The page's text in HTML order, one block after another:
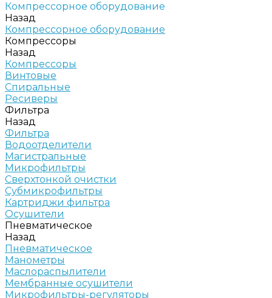
Компрессорное оборудование
Назад
Компрессорное оборудование
Компрессоры
Назад
Компрессоры
Винтовые
Спиральные
Ресиверы
Фильтра
Назад
Фильтра
Водоотделители
Магистральные
Микрофильтры
Сверхтонкой очистки
Субмикрофильтры
Картриджи фильтра
Осушители
Пневматическое
Назад
Пневматическое
Манометры
Маслораспылители
Мембранные осушители
Микрофильтры-регуляторы